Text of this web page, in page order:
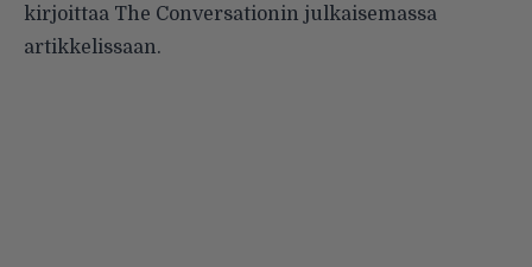
kirjoittaa The Conversationin julkaisemassa
artikkelissaan.